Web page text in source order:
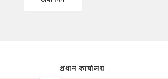
প্রধান কার্যালয়